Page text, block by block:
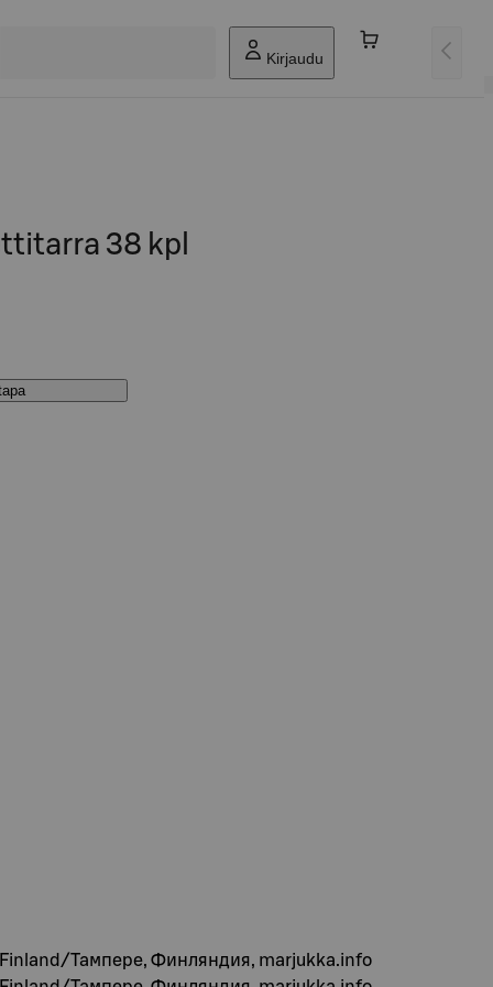
Kirjaudu
38 kpl
Тампере, Финляндия, marjukka.info